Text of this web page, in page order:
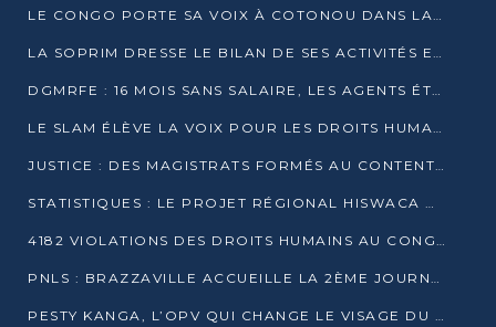
LE CONGO PORTE SA VOIX À COTONOU DANS LA LUTTE CONTRE LA TUBERCULOSE
LA SOPRIM DRESSE LE BILAN DE SES ACTIVITÉS ET FIXE DE NOUVELLES PRIORITÉS
DGMRFE : 16 MOIS SANS SALAIRE, LES AGENTS ÉTOUFFENT DANS LE SILENCE
LE SLAM ÉLÈVE LA VOIX POUR LES DROITS HUMAINS À BRAZZAVILLE
JUSTICE : DES MAGISTRATS FORMÉS AU CONTENTIEUX DE LA PROPRIÉTÉ INTELLECTUELLE
STATISTIQUES : LE PROJET RÉGIONAL HISWACA OFFICIELLEMENT LANCÉ AU CONGO
4182 VIOLATIONS DES DROITS HUMAINS AU CONGO EN 2025 SELON LE CAD
PNLS : BRAZZAVILLE ACCUEILLE LA 2ÈME JOURNÉE SCIENTIFIQUE SUR LE VIH/SIDA
PESTY KANGA, L’OPV QUI CHANGE LE VISAGE DU REPORTAGE AU CONGO